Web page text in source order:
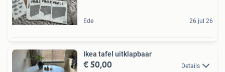
Ede 26 jul 26
Ikea tafel uitklapbaar
€ 50,00 Details